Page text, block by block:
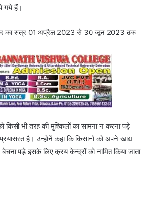
गये हैं।
का सत्र 01 अप्रैल 2023 से 30 जून 2023 तक
किसी भी तरह की मुश्किलों का सामना न करना पड़े
है। उन्होनें कहा कि किसानों को अपने खाद्य
बेचना पड़े इसके लिए क्रय केन्द्रों को नामित किया जाता